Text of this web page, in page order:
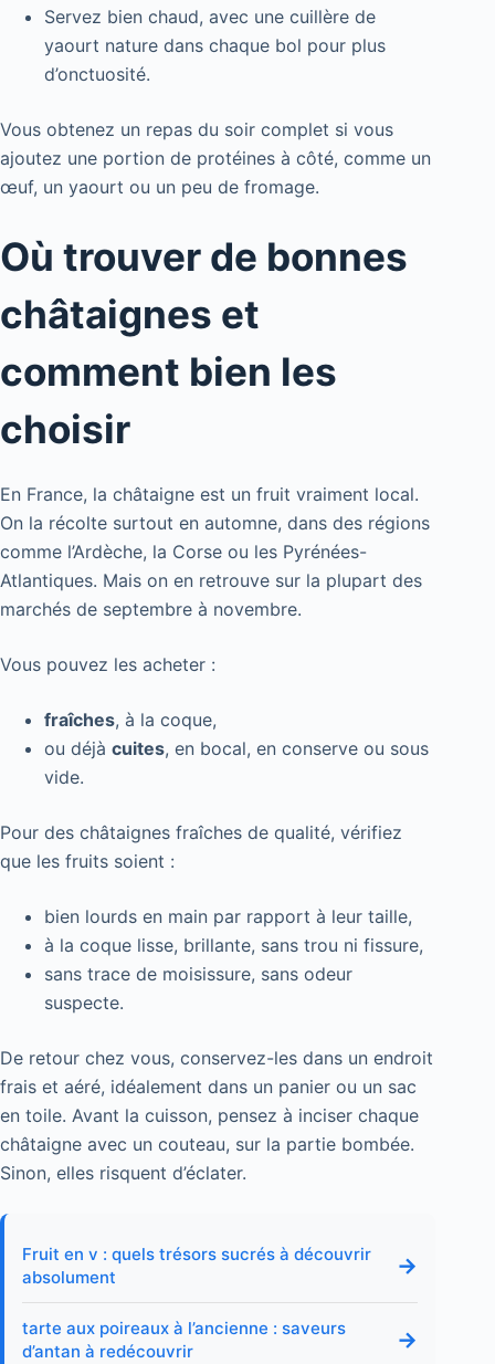
Servez bien chaud, avec une cuillère de
yaourt nature dans chaque bol pour plus
d’onctuosité.
Vous obtenez un repas du soir complet si vous
ajoutez une portion de protéines à côté, comme un
œuf, un yaourt ou un peu de fromage.
Où trouver de bonnes
châtaignes et
comment bien les
choisir
En France, la châtaigne est un fruit vraiment local.
On la récolte surtout en automne, dans des régions
comme l’Ardèche, la Corse ou les Pyrénées-
Atlantiques. Mais on en retrouve sur la plupart des
marchés de septembre à novembre.
Vous pouvez les acheter :
fraîches, à la coque,
ou déjà cuites, en bocal, en conserve ou sous
vide.
Pour des châtaignes fraîches de qualité, vérifiez
que les fruits soient :
bien lourds en main par rapport à leur taille,
à la coque lisse, brillante, sans trou ni fissure,
sans trace de moisissure, sans odeur
suspecte.
De retour chez vous, conservez-les dans un endroit
frais et aéré, idéalement dans un panier ou un sac
en toile. Avant la cuisson, pensez à inciser chaque
châtaigne avec un couteau, sur la partie bombée.
Sinon, elles risquent d’éclater.
Fruit en v : quels trésors sucrés à découvrir
absolument
→
tarte aux poireaux à l’ancienne : saveurs
d’antan à redécouvrir
→